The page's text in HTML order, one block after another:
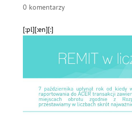
0 komentarzy
[:pl][:en][:]